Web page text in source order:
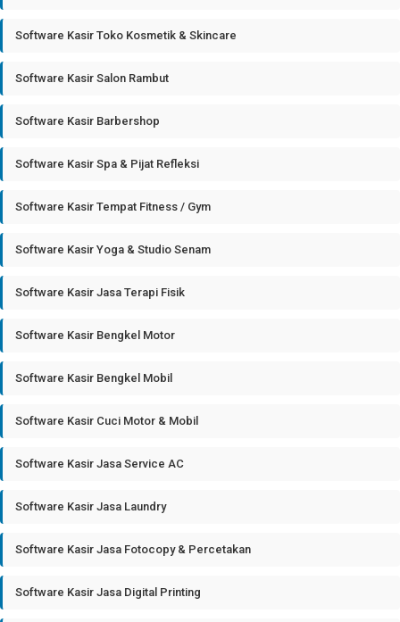
Software Kasir Toko Kosmetik & Skincare
Software Kasir Salon Rambut
Software Kasir Barbershop
Software Kasir Spa & Pijat Refleksi
Software Kasir Tempat Fitness / Gym
Software Kasir Yoga & Studio Senam
Software Kasir Jasa Terapi Fisik
Software Kasir Bengkel Motor
Software Kasir Bengkel Mobil
Software Kasir Cuci Motor & Mobil
Software Kasir Jasa Service AC
Software Kasir Jasa Laundry
Software Kasir Jasa Fotocopy & Percetakan
Software Kasir Jasa Digital Printing